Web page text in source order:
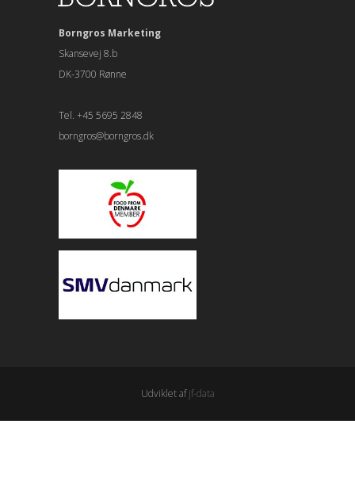
Borngros Marketing
Skansevej 8.b
DK-3700 Rønne
Tel. +45 5695 2848
borngros@borngros.dk
Udviklet afjf-data